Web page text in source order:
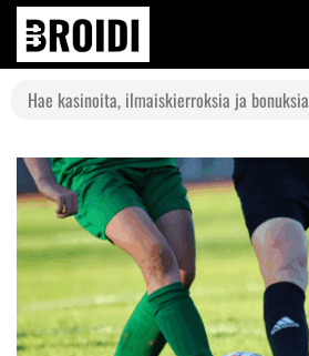
Search